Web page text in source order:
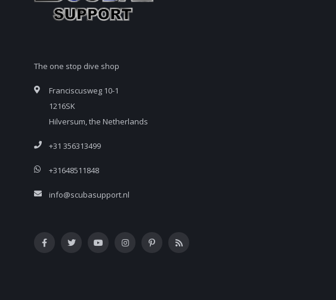
The one stop dive shop
Franciscusweg 10-1
1216SK
Hilversum, the Netherlands
+31 356313499
+31648511848
info@scubasupport.nl